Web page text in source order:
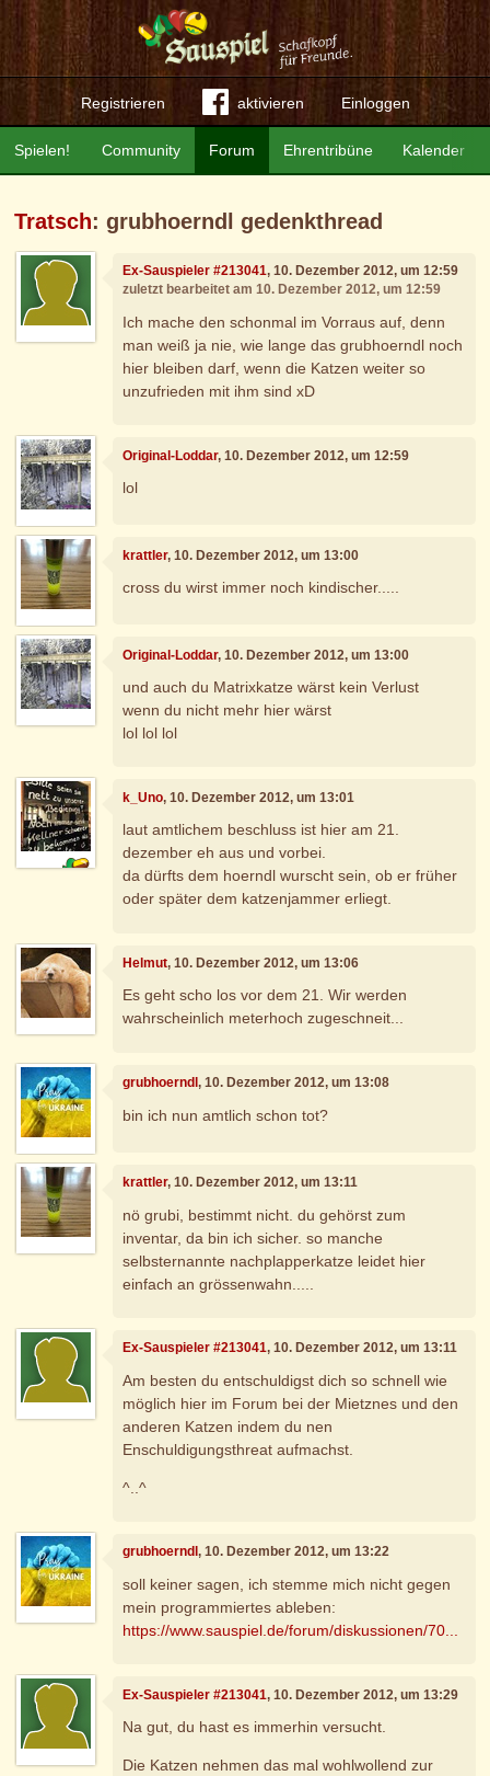
Registrieren aktivieren Einloggen
Community Forum Ehrentribüne Kalender
Spielen!
Tratsch: grubhoerndl gedenkthread
Ex-Sauspieler #213041, 10. Dezember 2012, um 12:59
zuletzt bearbeitet am 10. Dezember 2012, um 12:59
Ich mache den schonmal im Vorraus auf, denn
man weiß ja nie, wie lange das grubhoerndl noch
hier bleiben darf, wenn die Katzen weiter so
unzufrieden mit ihm sind xD
Original-Loddar, 10. Dezember 2012, um 12:59
lol
krattler, 10. Dezember 2012, um 13:00
cross du wirst immer noch kindischer.....
Original-Loddar, 10. Dezember 2012, um 13:00
und auch du Matrixkatze wärst kein Verlust
wenn du nicht mehr hier wärst
lol lol lol
k_Uno, 10. Dezember 2012, um 13:01
laut amtlichem beschluss ist hier am 21.
dezember eh aus und vorbei.
da dürfts dem hoerndl wurscht sein, ob er früher
oder später dem katzenjammer erliegt.
Helmut, 10. Dezember 2012, um 13:06
Es geht scho los vor dem 21. Wir werden
wahrscheinlich meterhoch zugeschneit...
grubhoerndl, 10. Dezember 2012, um 13:08
bin ich nun amtlich schon tot?
krattler, 10. Dezember 2012, um 13:11
nö grubi, bestimmt nicht. du gehörst zum
inventar, da bin ich sicher. so manche
selbsternannte nachplapperkatze leidet hier
einfach an grössenwahn.....
Ex-Sauspieler #213041, 10. Dezember 2012, um 13:11
Am besten du entschuldigst dich so schnell wie
möglich hier im Forum bei der Mietznes und den
anderen Katzen indem du nen
Enschuldigungsthreat aufmachst.
^..^
grubhoerndl, 10. Dezember 2012, um 13:22
soll keiner sagen, ich stemme mich nicht gegen
mein programmiertes ableben:
https://www.sauspiel.de/forum/diskussionen/70...
Ex-Sauspieler #213041, 10. Dezember 2012, um 13:29
Na gut, du hast es immerhin versucht.
Die Katzen nehmen das mal wohlwollend zur